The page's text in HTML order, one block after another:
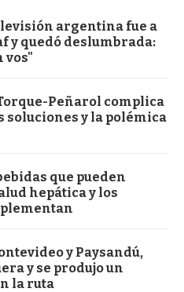
argentina fue a
y quedó deslumbrada:
vos"
Peñarol complica
soluciones y la polémica
que pueden
hepática y los
y Paysandú,
y se produjo un
la ruta